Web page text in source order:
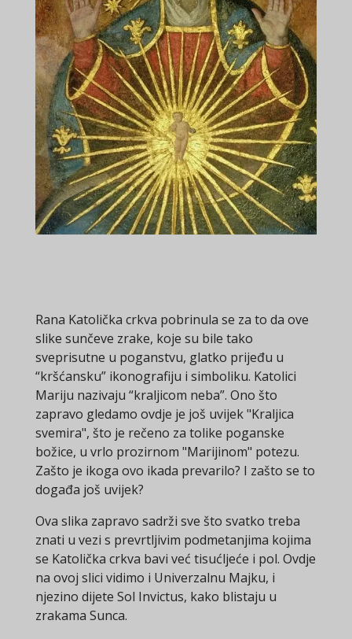
Rana Katolička crkva pobrinula se za to da ove
slike sunčeve zrake, koje su bile tako
sveprisutne u poganstvu, glatko prijeđu u
“kršćansku” ikonografiju i simboliku. Katolici
Mariju nazivaju “kraljicom neba”. Ono što
zapravo gledamo ovdje je još uvijek "Kraljica
svemira", što je rečeno za tolike poganske
božice, u vrlo prozirnom "Marijinom" potezu.
Zašto je ikoga ovo ikada prevarilo? I zašto se to
događa još uvijek?
Ova slika zapravo sadrži sve što svatko treba
znati u vezi s prevrtljivim podmetanjima kojima
se Katolička crkva bavi već tisućljeće i pol. Ovdje
na ovoj slici vidimo i Univerzalnu Majku, i
njezino dijete Sol Invictus, kako blistaju u
zrakama Sunca.